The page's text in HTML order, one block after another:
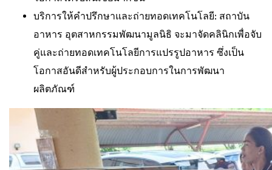
บริการให้คำปรึกษาและถ่ายทอดเทคโนโลยี: สถาบัน
อาหาร อุตสาหกรรมพัฒนามูลนิธิ จะมาจัดคลินิกเพื่อจับ
คู่และถ่ายทอดเทคโนโลยีการแปรรูปอาหาร ซึ่งเป็น
โอกาสอันดีสำหรับผู้ประกอบการในการพัฒนา
ผลิตภัณฑ์